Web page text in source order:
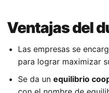
Ventajas del
Las empresas se
para lograr maximizar
Se da un equilibrio